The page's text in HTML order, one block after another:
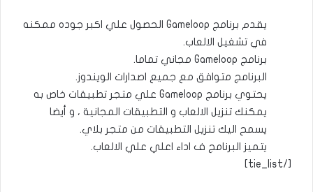
يقدم برنامج Gameloop الحصول علي اكبر جوده ممكنه
في تشغيل الالعاب.
برنامج Gameloop مجاني تماما.
البرنامج متوافق مع جميع اصدارات الويندوز.
يحتوي برنامج Gameloop علي متجر تطبيقات خاص به
يمكنك تنزيل الالعاب و التطبيقات المجانية ، و أيضا
يسمح اليك تنزيل التطبيقات من متجر بلاي.
يتميز البرنامج ف اداء اعلي علي الالعاب.
[/tie_list]